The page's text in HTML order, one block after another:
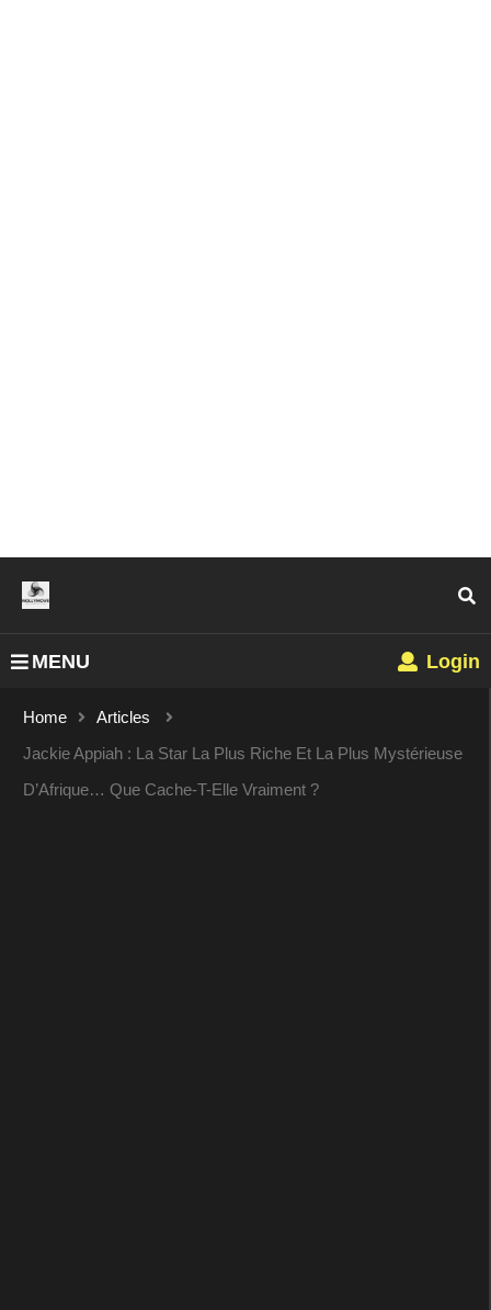
MENU Login
Home
Articles
Jackie Appiah : La Star La Plus Riche Et La Plus Mystérieuse
D’Afrique… Que Cache-T-Elle Vraiment ?